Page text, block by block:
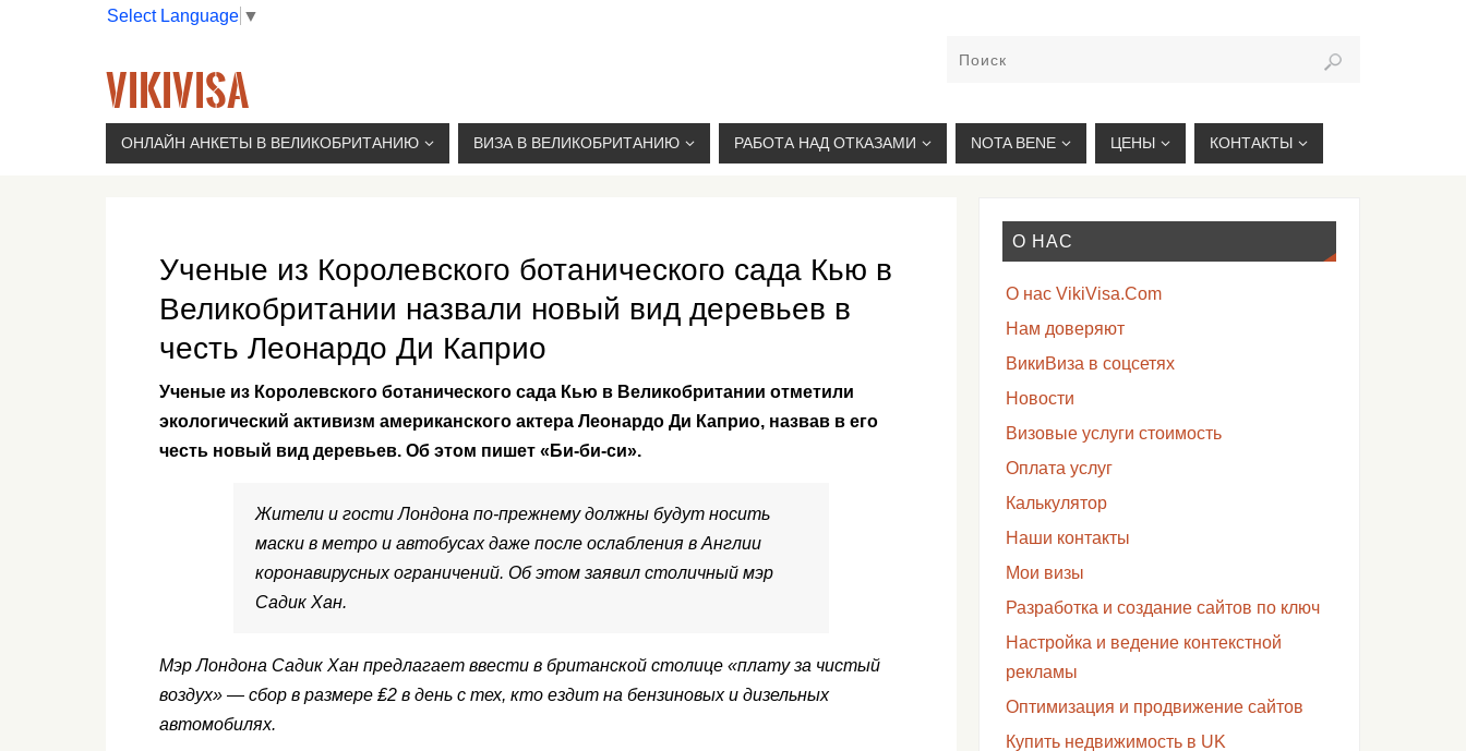
Select Language ▼
VIKIVISA
Г. МОСКВА, 2-Й СЫРОМЯТНИЧЕСКИЙ ПЕР., 11, М. КУРСКАЯ, +7(926)734-03-33, +7(926)274-03-33, VISA@VIKIVISA.RU
ОНЛАЙН АНКЕТЫ В ВЕЛИКОБРИТАНИЮ ВИЗА В ВЕЛИКОБРИТАНИЮ РАБОТА НАД ОТКАЗАМИ NOTA BENE ЦЕНЫ КОНТАКТЫ
Ученые из Королевского ботанического сада Кью в
Великобритании назвали новый вид деревьев в
честь Леонардо Ди Каприо
Ученые из Королевского ботанического сада Кью в Великобритании отметили
экологический активизм американского актера Леонардо Ди Каприо, назвав в его
честь новый вид деревьев. Об этом пишет «Би-би-си».
Жители и гости Лондона по-прежнему должны будут носить
маски в метро и автобусах даже после ослабления в Англии
коронавирусных ограничений. Об этом заявил столичный мэр
Садик Хан.
Мэр Лондона Садик Хан предлагает ввести в британской столице «плату за чистый
воздух» — сбор в размере ₤2 в день с тех, кто ездит на бензиновых и дизельных
автомобилях.
О НАС
О нас VikiVisa.Com
Нам доверяют
ВикиВиза в соцсетях
Новости
Визовые услуги стоимость
Оплата услуг
Калькулятор
Наши контакты
Мои визы
Разработка и создание сайтов по ключ
Настройка и ведение контекстной
рекламы
Оптимизация и продвижение сайтов
Купить недвижимость в UK